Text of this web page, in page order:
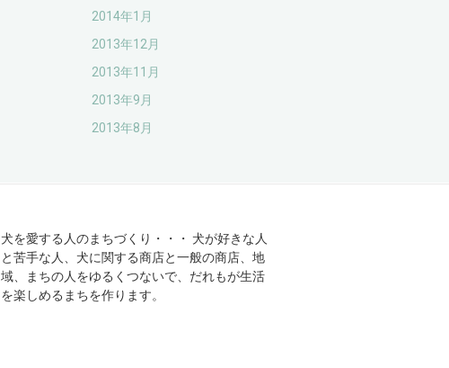
2014年1月
2013年12月
2013年11月
2013年9月
2013年8月
犬を愛する人のまちづくり・・・ 犬が好きな人
と苦手な人、犬に関する商店と一般の商店、地
域、まちの人をゆるくつないで、だれもが生活
を楽しめるまちを作ります。